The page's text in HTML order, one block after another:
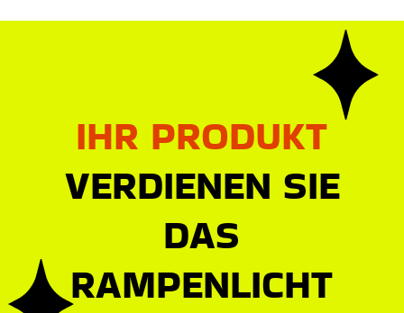
IHR PRODUKT
VERDIENEN SIE
DAS
RAMPENLICHT